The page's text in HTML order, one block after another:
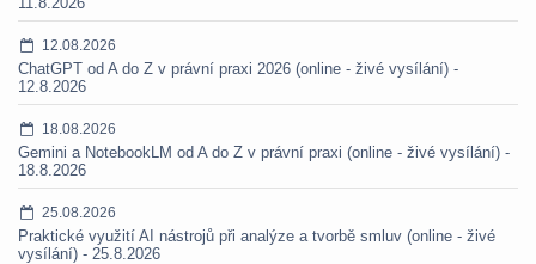
12.08.2026
ChatGPT od A do Z v právní praxi 2026 (online - živé vysílání) -
12.8.2026
18.08.2026
Gemini a NotebookLM od A do Z v právní praxi (online - živé vysílání) -
18.8.2026
25.08.2026
Praktické využití AI nástrojů při analýze a tvorbě smluv (online - živé
vysílání) - 25.8.2026